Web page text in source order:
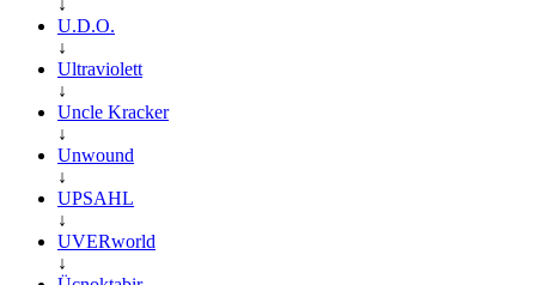
U.D.O.
↓
Ultraviolett
↓
Uncle Kracker
↓
Unwound
↓
UPSAHL
↓
UVERworld
↓